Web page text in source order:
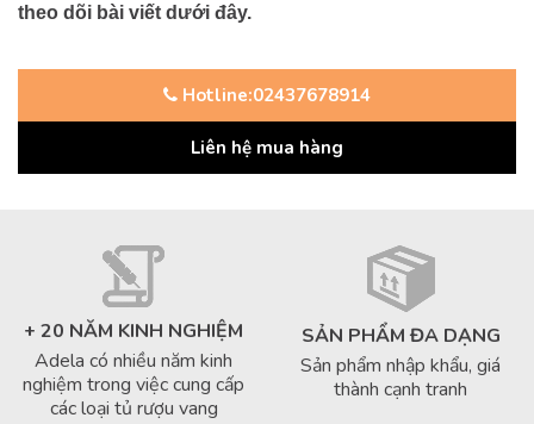
theo dõi bài viết dưới đây.
Hotline:02437678914
Liên hệ mua hàng
+ 20 NĂM KINH NGHIỆM
Adela có nhiều năm kinh
nghiệm trong việc cung cấp
các loại tủ rượu vang
SẢN PHẨM ĐA DẠNG
Sản phẩm nhập khẩu, giá
thành cạnh tranh